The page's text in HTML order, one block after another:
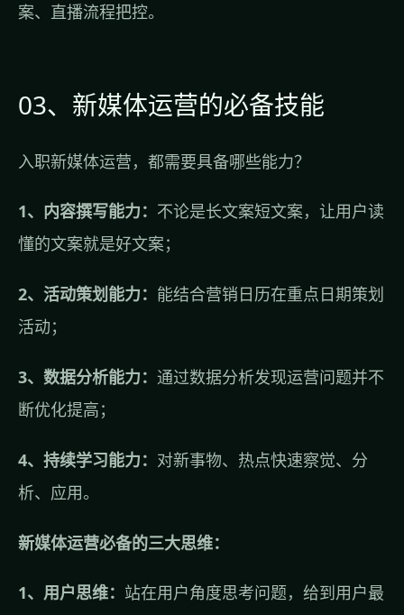
案、直播流程把控。
03、新媒体运营的必备技能
入职新媒体运营，都需要具备哪些能力？
1、内容撰写能力： 不论是长文案短文案，让用户读
懂的文案就是好文案；
2、活动策划能力： 能结合营销日历在重点日期策划
活动；
3、数据分析能力： 通过数据分析发现运营问题并不
断优化提高；
4、持续学习能力： 对新事物、热点快速察觉、分
析、应用。
新媒体运营必备的三大思维：
1、用户思维： 站在用户角度思考问题，给到用户最